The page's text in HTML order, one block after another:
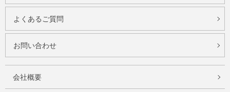
よくあるご質問
お問い合わせ
会社概要